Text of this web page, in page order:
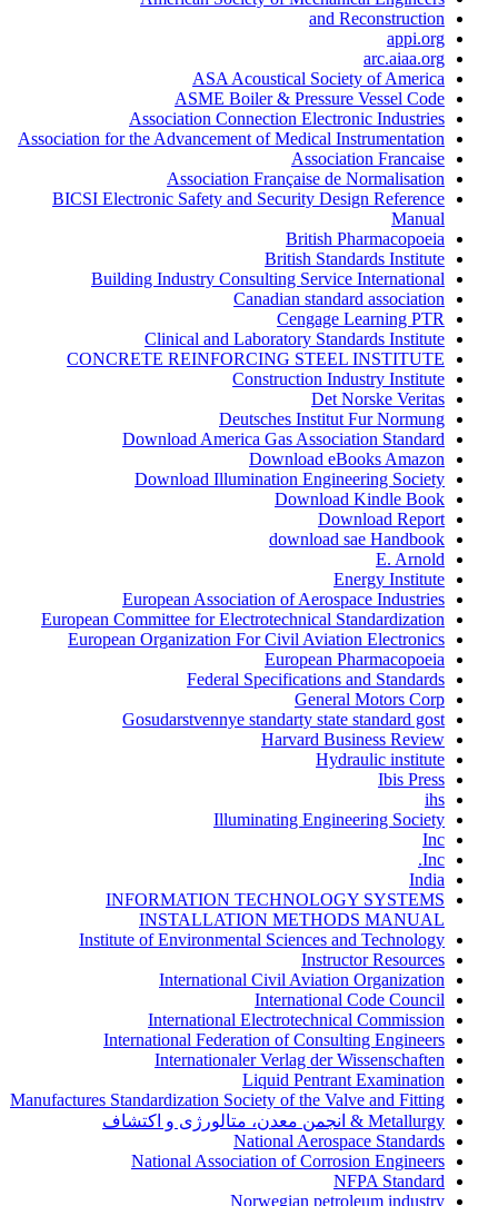
and Reconstruction
appi.org
arc.aiaa.org
ASA Acoustical Society of America
ASME Boiler & Pressure Vessel Code
Association Connection Electronic Industries
Association for the Advancement of Medical Instrumentation
Association Francaise
Association Française de Normalisation
BICSI Electronic Safety and Security Design Reference
Manual
British Pharmacopoeia
British Standards Institute
Building Industry Consulting Service International
Canadian standard association
Cengage Learning PTR
Clinical and Laboratory Standards Institute
CONCRETE REINFORCING STEEL INSTITUTE
Construction Industry Institute
Det Norske Veritas
Deutsches Institut Fur Normung
Download America Gas Association Standard
Download eBooks Amazon
Download Illumination Engineering Society
Download Kindle Book
Download Report
download sae Handbook
E. Arnold
Energy Institute
European Association of Aerospace Industries
European Committee for Electrotechnical Standardization
European Organization For Civil Aviation Electronics
European Pharmacopoeia
Federal Specifications and Standards
General Motors Corp
Gosudarstvennye standarty state standard gost
Harvard Business Review
Hydraulic institute
Ibis Press
ihs
Illuminating Engineering Society
Inc
Inc.
India
INFORMATION TECHNOLOGY SYSTEMS
INSTALLATION METHODS MANUAL
Institute of Environmental Sciences and Technology
Instructor Resources
International Civil Aviation Organization
International Code Council
International Electrotechnical Commission
International Federation of Consulting Engineers
Internationaler Verlag der Wissenschaften
Liquid Pentrant Examination
Manufactures Standardization Society of the Valve and Fitting
Metallurgy & انجمن معدن، متالورژی و اکتشاف
National Aerospace Standards
National Association of Corrosion Engineers
NFPA Standard
Norwegian petroleum industry